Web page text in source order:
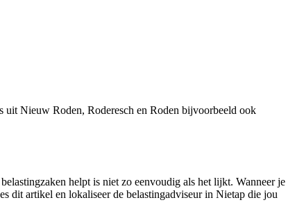
uit Nieuw Roden, Roderesch en Roden bijvoorbeeld ook
helpt is niet zo eenvoudig als het lijkt. Wanneer je
dit artikel en lokaliseer de belastingadviseur in Nietap die jou